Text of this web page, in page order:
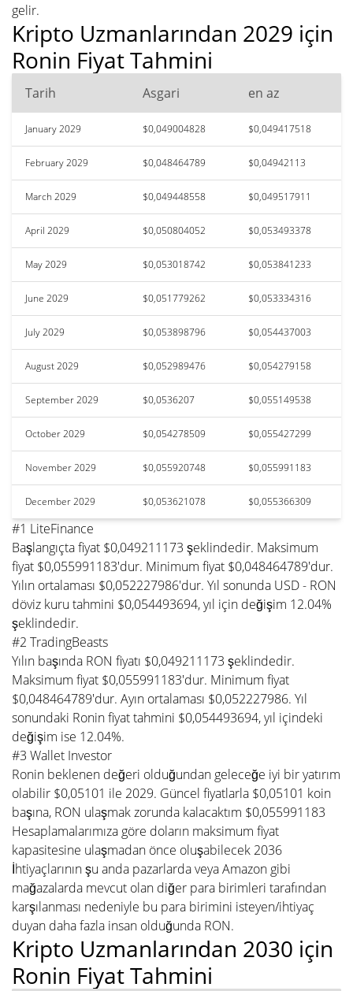
gelir.
Kripto Uzmanlarından 2029 için
Ronin Fiyat Tahmini
Tarih Asgari en az
January 2029 $0,049004828 $0,049417518
February 2029 $0,048464789 $0,04942113
March 2029 $0,049448558 $0,049517911
April 2029 $0,050804052 $0,053493378
May 2029 $0,053018742 $0,053841233
June 2029 $0,051779262 $0,053334316
July 2029 $0,053898796 $0,054437003
August 2029 $0,052989476 $0,054279158
September 2029 $0,0536207 $0,055149538
October 2029 $0,054278509 $0,055427299
November 2029 $0,055920748 $0,055991183
December 2029 $0,053621078 $0,055366309
#1 LiteFinance
Başlangıçta fiyat $0,049211173 şeklindedir. Maksimum
fiyat $0,055991183'dur. Minimum fiyat $0,048464789'dur.
Yılın ortalaması $0,052227986'dur. Yıl sonunda USD - RON
döviz kuru tahmini $0,054493694, yıl için değişim 12.04%
şeklindedir.
#2 TradingBeasts
Yılın başında RON fiyatı $0,049211173 şeklindedir.
Maksimum fiyat $0,055991183'dur. Minimum fiyat
$0,048464789'dur. Ayın ortalaması $0,052227986. Yıl
sonundaki Ronin fiyat tahmini $0,054493694, yıl içindeki
değişim ise 12.04%.
#3 Wallet Investor
Ronin beklenen değeri olduğundan geleceğe iyi bir yatırım
olabilir $0,05101 ile 2029. Güncel fiyatlarla $0,05101 koin
başına, RON ulaşmak zorunda kalacaktım $0,055991183
Hesaplamalarımıza göre doların maksimum fiyat
kapasitesine ulaşmadan önce oluşabilecek 2036
İhtiyaçlarının şu anda pazarlarda veya Amazon gibi
mağazalarda mevcut olan diğer para birimleri tarafından
karşılanması nedeniyle bu para birimini isteyen/ihtiyaç
duyan daha fazla insan olduğunda RON.
Kripto Uzmanlarından 2030 için
Ronin Fiyat Tahmini